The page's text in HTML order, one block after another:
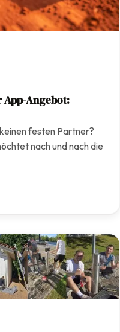
App-Angebot:
festen Partner?
nach und nach die
App-Angebot: Clubmatch